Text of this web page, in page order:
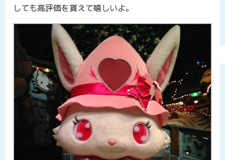
しても高評価を貰えて嬉しいよ。